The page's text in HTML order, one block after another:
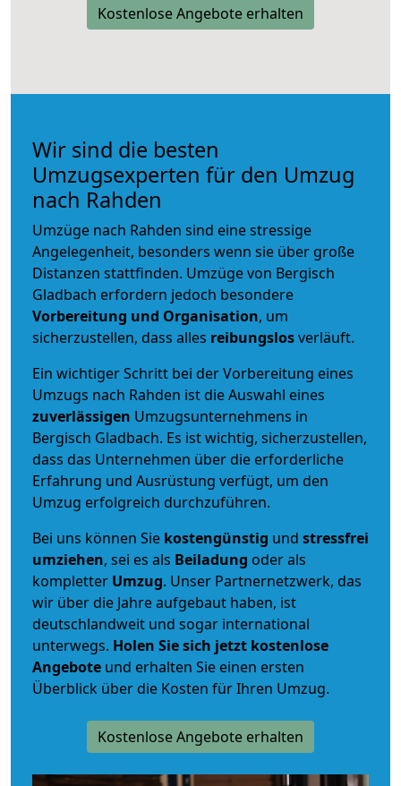
Kostenlose Angebote erhalten
Wir sind die besten
Umzugsexperten für den Umzug
nach Rahden
Umzüge nach Rahden sind eine stressige
Angelegenheit, besonders wenn sie über große
Distanzen stattfinden. Umzüge von Bergisch
Gladbach erfordern jedoch besondere
Vorbereitung und Organisation, um
sicherzustellen, dass alles reibungslosverläuft.
Ein wichtiger Schritt bei der Vorbereitung eines
Umzugs nach Rahden ist die Auswahl eines
zuverlässigen Umzugsunternehmens in
Bergisch Gladbach. Es ist wichtig, sicherzustellen,
dass das Unternehmen über die erforderliche
Erfahrung und Ausrüstung verfügt, um den
Umzug erfolgreich durchzuführen.
Bei uns können Sie kostengünstig und stressfrei
umziehen, sei es als Beiladung oder als
kompletter Umzug. Unser Partnernetzwerk, das
wir über die Jahre aufgebaut haben, ist
deutschlandweit und sogar international
unterwegs. Holen Sie sich jetzt kostenlose
Angebote und erhalten Sie einen ersten
Überblick über die Kosten für Ihren Umzug.
Kostenlose Angebote erhalten